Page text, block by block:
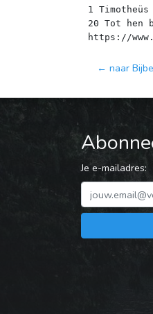
1 Timotheüs
20 Tot hen
← naar
Je e-mailadres: